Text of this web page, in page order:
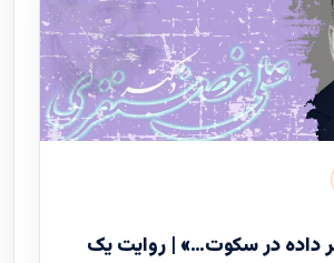
داده در سکوت…» | روایت یک